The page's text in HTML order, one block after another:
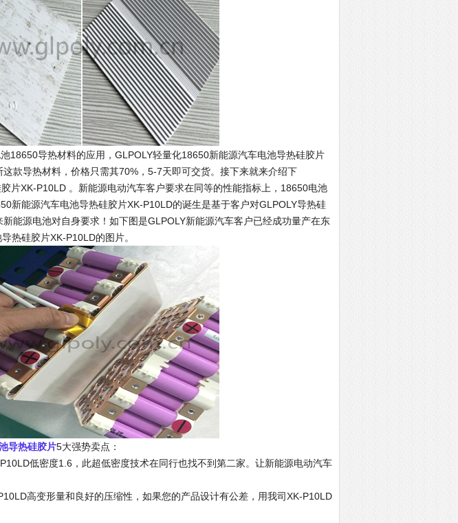
18650导热材料的应用，GLPOLY轻量化18650新能源汽车电池导热硅胶片
款导热材料，价格只需其70%，5-7天即可交货。接下来就来介绍下
片XK-P10LD 。新能源电动汽车客户要求在同等的性能指标上，18650电池
新能源汽车电池导热硅胶片XK-P10LD的诞生是基于客户对GLPOLY导热硅
能源电池对自身要求！如下图是GLPOLY新能源汽车客户已经成功量产在东
热硅胶片XK-P10LD的图片。
导热硅胶片5大强势卖点：
低密度1.6，此超低密度技术在同行也找不到第二家。让新能源电动汽车
高变形量和良好的压缩性，如果您的产品设计有公差，用我司XK-P10LD